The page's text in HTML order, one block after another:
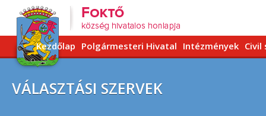
Kezdőlap Polgármesteri Hivatal Intézmények Civil
VÁLASZTÁSI SZERVEK